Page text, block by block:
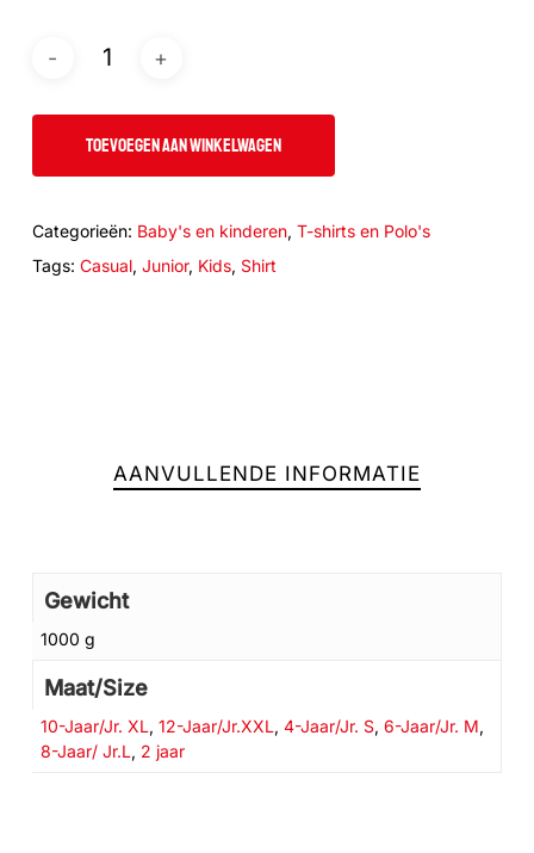
Geen producten in de winkelwagen.
TOEVOEGEN AAN WINKELWAGEN
Categorieën: Baby's en kinderen, T-shirts en Polo's
Tags: Casual, Junior, Kids, Shirt
AANVULLENDE INFORMATIE
Gewicht
1000 g
Maat/Size
10-Jaar/Jr. XL, 12-Jaar/Jr.XXL, 4-Jaar/Jr. S, 6-Jaar/Jr. M,
8-Jaar/ Jr.L, 2 jaar